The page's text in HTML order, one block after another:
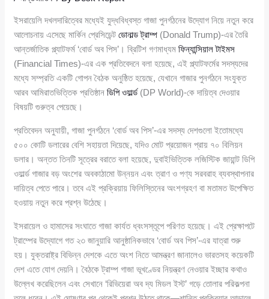
ইসরায়েলি দখলদারিত্বের মধ্যেই যুদ্ধবিধ্বস্ত গাজা পুনর্গঠনের উদ্যোগ নিয়ে নতুন করে
আলোচনায় এসেছে মার্কিন প্রেসিডেন্টডোনাল্ড ট্রাম্প (Donald Trump)-এর তৈরি
আন্তর্জাতিক প্ল্যাটফর্ম ‘বোর্ড অব পিস’। ব্রিটিশ গণমাধ্যমফিন্যান্সিয়াল টাইমস
(Financial Times)-এর এক প্রতিবেদনে বলা হয়েছে, এই প্ল্যাটফর্মের সদস্যদের
মধ্যে সম্প্রতি একটি গোপন বৈঠক অনুষ্ঠিত হয়েছে, যেখানে গাজার পুনর্গঠনে সংযুক্ত
আরব আমিরাতভিত্তিক প্রতিষ্ঠানডিপি ওয়ার্ল্ড(DP World)-কে দায়িত্ব দেওয়ার
বিষয়টি গুরুত্ব পেয়েছে।
প্রতিবেদন অনুযায়ী, গাজা পুনর্গঠনে ‘বোর্ড অব পিস’-এর সদস্য দেশগুলো ইতোমধ্যে
৫০০ কোটি ডলারের বেশি সহায়তা দিয়েছে, যদিও মোট প্রয়োজন প্রায় ৭০ বিলিয়ন
ডলার। অন্তত তিনটি সূত্রের বরাতে বলা হয়েছে, দুবাইভিত্তিক লজিস্টিক জায়ান্ট ডিপি
ওয়ার্ল্ড গাজার বড় অংশের অবকাঠামো উন্নয়ন এবং ত্রাণ ও পণ্য সরবরাহ ব্যবস্থাপনার
দায়িত্ব পেতে পারে। তবে এই প্রক্রিয়ায় ফিলিস্তিনের অংশগ্রহণ বা মতামত উপেক্ষিত
হওয়ায় নতুন করে প্রশ্ন উঠেছে।
ইসরায়েল ও হামাসের সংঘাতে গাজা কার্যত ধ্বংসস্তূপে পরিণত হয়েছে। এই প্রেক্ষাপটে
ট্রাম্পের উদ্যোগে গত ২৩ জানুয়ারি আনুষ্ঠানিকভাবে ‘বোর্ড অব পিস’-এর যাত্রা শুরু
হয়। যুক্তরাষ্ট্র বিভিন্ন দেশকে এতে অংশ নিতে আমন্ত্রণ জানালেও ভারতসহ কয়েকটি
দেশ এতে যোগ দেয়নি। বৈঠকে ট্রাম্প গাজা ভূখণ্ডের নিয়ন্ত্রণ নেওয়ার ইচ্ছার কথাও
উল্লেখ করেছিলেন এবং সেখানে ‘রিভিয়েরা অব দ্য মিডল ইস্ট’ গড়ে তোলার পরিকল্পনা